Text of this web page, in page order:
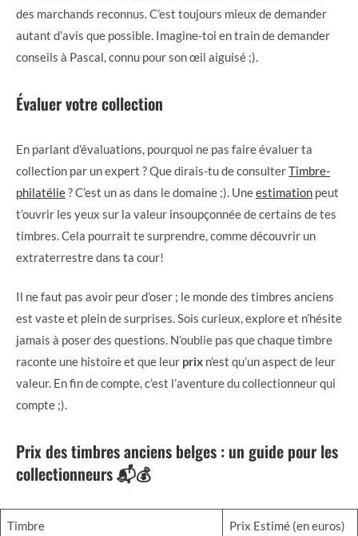
des marchands reconnus. C’est toujours mieux de demander
autant d’avis que possible. Imagine-toi en train de demander
conseils à Pascal, connu pour son œil aiguisé ;).
Évaluer votre collection
En parlant d’évaluations, pourquoi ne pas faire évaluer ta
collection par un expert ? Que dirais-tu de consulterTimbre-
philatélie? C’est un as dans le domaine ;). Uneestimation peut
t’ouvrir les yeux sur la valeur insoupçonnée de certains de tes
timbres. Cela pourrait te surprendre, comme découvrir un
extraterrestre dans ta cour!
Il ne faut pas avoir peur d’oser ; le monde des timbres anciens
est vaste et plein de surprises. Sois curieux, explore et n’hésite
jamais à poser des questions. N’oublie pas que chaque timbre
raconte une histoire et que leur prix n’est qu’un aspect de leur
valeur. En fin de compte, c’est l’aventure du collectionneur qui
compte ;).
Prix des timbres anciens belges : un guide pour les
collectionneurs 📬💰
Timbre Prix Estimé (en euros)